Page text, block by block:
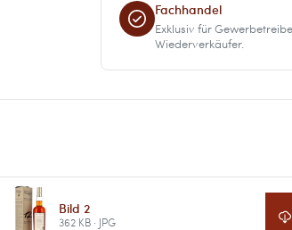
Fachhandel
Exklusiv für
Wiederverkäufer.
Bild 2
362 KB · JPG